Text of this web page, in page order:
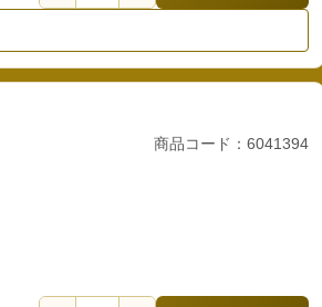
商品コード：6041394